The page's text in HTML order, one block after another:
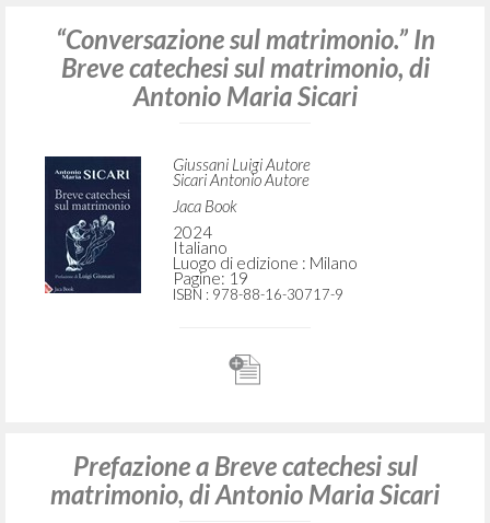
“Conversazione sul matrimonio.” In
Breve catechesi sul matrimonio, di
Antonio Maria Sicari
Giussani Luigi Autore
Sicari Antonio Autore
Jaca Book
2024
Italiano
Luogo di edizione : Milano
Pagine: 19
ISBN : 978-88-16-30717-9
Prefazione a Breve catechesi sul
matrimonio, di Antonio Maria Sicari